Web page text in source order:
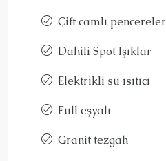
Çift camlı pencereler
Dahili Spot Işıklar
Elektrikli su ısıtıcı
Full eşyalı
Granit tezgah